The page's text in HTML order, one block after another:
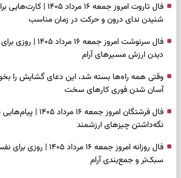
فال تاروت امروز جمعه ۱۶
شنیدن ندای درون و حرکت در زمان مناسب
فال سرنوشت امروز
دیدن ارزش مسیرهای آرام
وقتی همه راه‌ها بسته شد، این دعای گشایش را
آسان شدن فوری کارهای سخت
فال فرشتگان امروز
نگه‌داشتن چیزهای ارزشمند
فال روزانه امروز جمعه ۱۶
سبک‌تر و جمع‌بندی آرام